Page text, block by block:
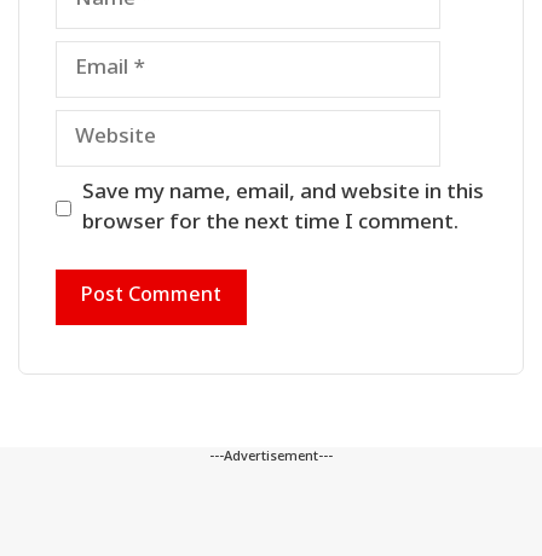
Email
Website
Save my name, email, and website in this
browser for the next time I comment.
---Advertisement---